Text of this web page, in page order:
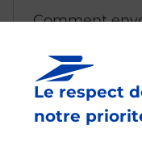
Le respect
notre
Comment
Est-il possible
emballage